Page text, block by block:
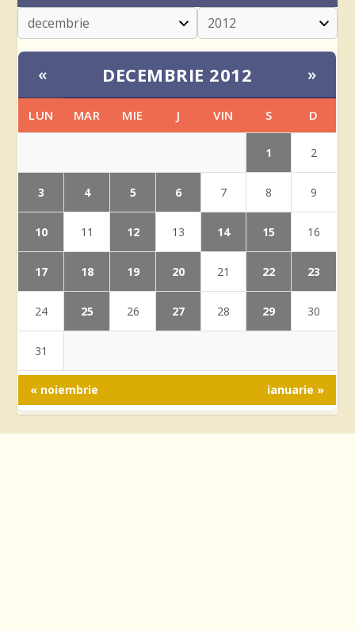
« DECEMBRIE 2012 »
LUN MAR MIE J VIN S D
1 2
3 4 5 6 7 8 9
10 11 12 13 14 15 16
17 18 19 20 21 22 23
24 25 26 27 28 29 30
31
« noiembrie ianuarie »